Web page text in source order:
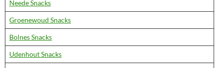
Neede Snacks
Groenewoud Snacks
Bolnes Snacks
Udenhout Snacks